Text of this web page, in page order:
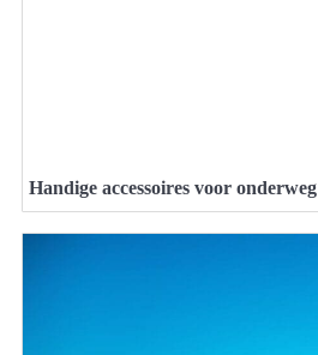
Handige accessoires voor onderweg